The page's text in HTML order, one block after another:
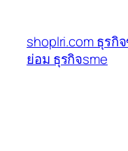
เนื้อหา
shoplri.com ธุรกิ
ย่อม ธุรกิจsme